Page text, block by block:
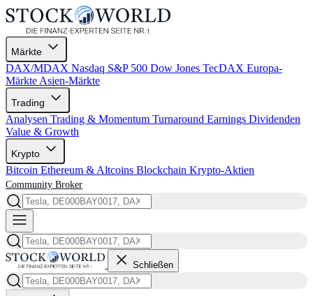
Märkte
DAX/MDAX Nasdaq S&P 500 Dow Jones TecDAX Europa-
Märkte Asien-Märkte
Trading
Analysen Trading & Momentum Turnaround Earnings Dividenden
Value & Growth
Krypto
Bitcoin Ethereum & Altcoins Blockchain Krypto-Aktien
Community Broker
Schließen